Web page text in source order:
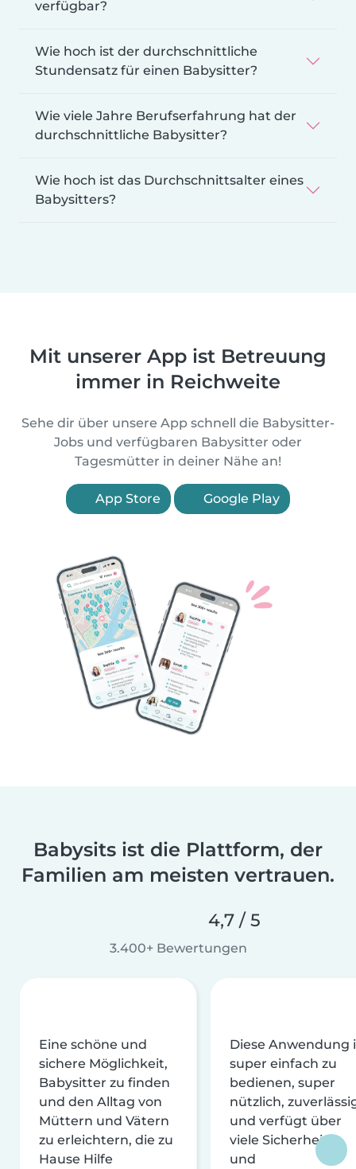
verfügbar?
Wie hoch ist der durchschnittliche
Stundensatz für einen Babysitter?
Wie viele Jahre Berufserfahrung hat der
durchschnittliche Babysitter?
Wie hoch ist das Durchschnittsalter eines
Babysitters?
Mit unserer App ist Betreuung
immer in Reichweite
Sehe dir über unsere App schnell die Babysitter-
Jobs und verfügbaren Babysitter oder
Tagesmütter in deiner Nähe an!
App Store Google Play
Babysits ist die Plattform, der
Familien am meisten vertrauen.
4,7 / 5
3.400+ Bewertungen
Eine schöne und
sichere Möglichkeit,
Babysitter zu finden
und den Alltag von
Müttern und Vätern
zu erleichtern, die zu
Hause Hilfe
Diese Anwendung
super einfach zu
bedienen, super
nützlich,
und verfügt über
viele Sicherheits-
und